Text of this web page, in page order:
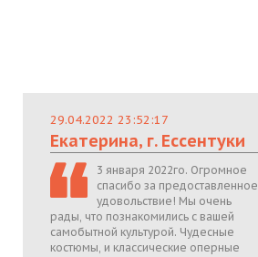
29.04.2022 23:52:17
Екатерина, г. Ессентуки
3 января 2022го. Огромное
спасибо за предоставленное
удовольствие! Мы очень
рады, что познакомились с вашей
самобытной культурой. Чудесные
костюмы, и классические оперные